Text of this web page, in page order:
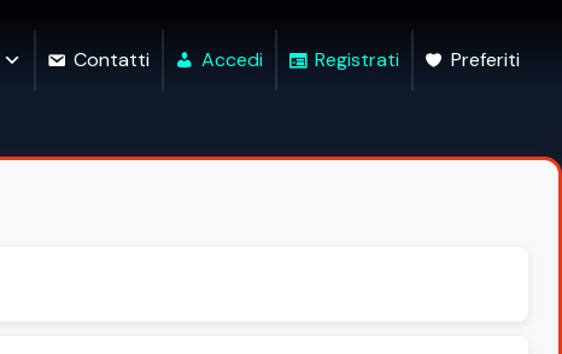
Contatti Accedi Registrati Preferiti